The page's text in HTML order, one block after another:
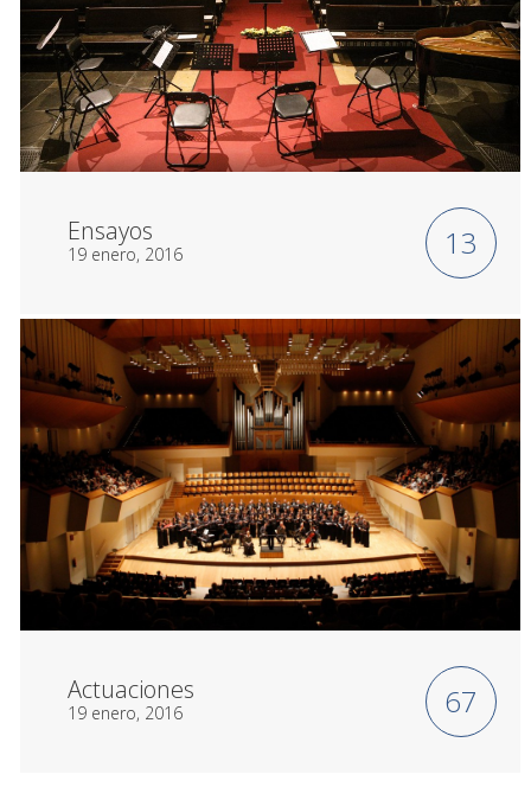
Ensayos
19 enero, 2016 13
Actuaciones
19 enero, 2016 67